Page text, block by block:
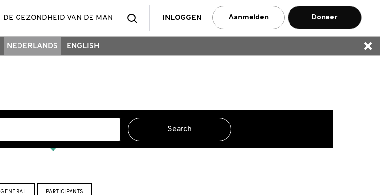
zoek
een
INLOGGEN Aanmelden Doneer
DE GEZONDHEID VAN DE MAN
NEDERLANDS ENGLISH
GENERAL PARTICIPANTS